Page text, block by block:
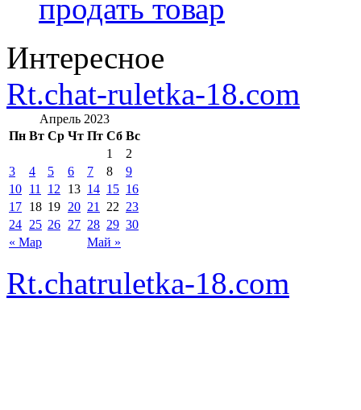
продать товар
Интересное
Rt.chat-ruletka-18.com
Апрель 2023
Пн Вт Ср Чт Пт Сб Вс
« Мар Май »
1
2
3
4 5 6 7 8
9
10 11 12 13 14 15 16
17 18 19 20 21 22 23
24 25 26 27 28 29 30
Rt.chatruletka-18.com